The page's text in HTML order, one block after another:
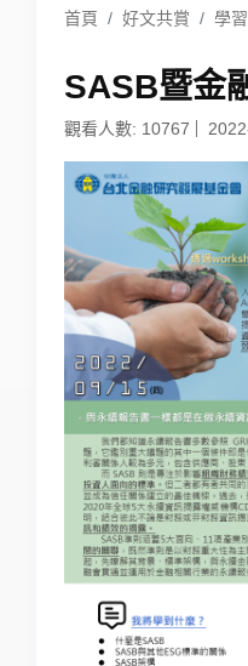
首頁 好文共賞 學習
SASB暨金
觀看人數: 10767